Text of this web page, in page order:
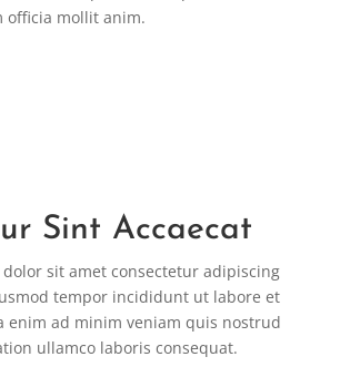
officia mollit anim.
Sint Accaecat
sit amet consectetur adipiscing
tempor incididunt ut labore et
enim ad minim veniam quis nostrud
ullamco laboris consequat.